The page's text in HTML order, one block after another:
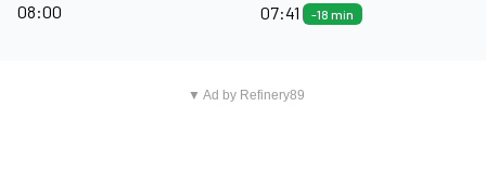
08:00
07:41
-18 min
▼ Ad by Refinery89